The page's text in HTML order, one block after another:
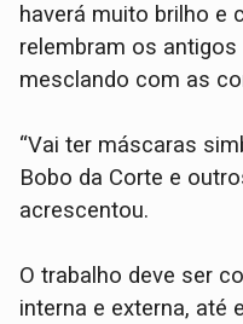
haverá muito brilho e
relembram os
mesclando com as
“Vai ter máscaras
Bobo da Corte e
acrescentou.
O trabalho deve ser
interna e externa, até